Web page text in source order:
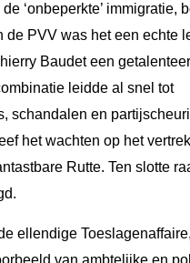
‘onbeperkte’ immigratie,
de PVV was het een echte
Baudet een
leidde al snel tot
schandalen en
het wachten op het
Rutte. Ten slotte
ellendige